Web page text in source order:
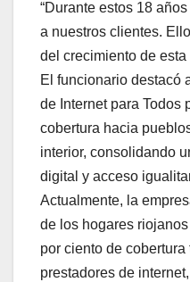
“Durante estos 18
a nuestros clientes.
del crecimiento de esta
El funcionario destacó
de Internet para Todos
cobertura hacia
interior, consolidando
digital y acceso
Actualmente, la
de los hogares
por ciento de
prestadores de